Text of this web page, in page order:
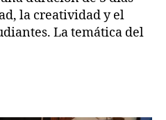
la creatividad y el
La temática del